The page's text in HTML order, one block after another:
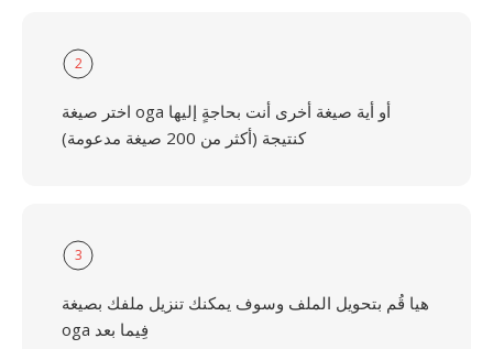
2
اختر صيغة oga أو أية صيغة أخرى أنت بحاجةٍ إليها
كنتيجة (أكثر من 200 صيغة مدعومة)
3
هيا قُم بتحويل الملف وسوف يمكنك تنزيل ملفك بصيغة
oga فِيما بعد